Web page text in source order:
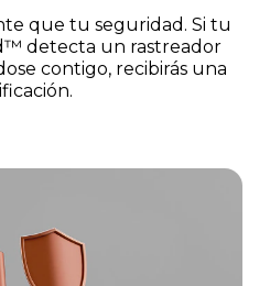
que tu seguridad. Si tu
detecta un rastreador
contigo, recibirás una